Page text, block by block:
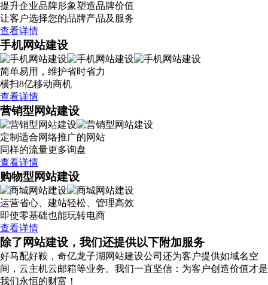
提升企业品牌形象塑造品牌价值
让客户选择您的品牌产品及服务
查看详情
手机网站建设
简单易用，维护省时省力
横扫8亿移动商机
查看详情
营销型网站建设
定制适合网络推广的网站
同样的流量更多询盘
查看详情
购物型网站建设
运营省心、建站轻松、管理高效
即使零基础也能玩转电商
查看详情
除了网站建设，我们还提供以下附加服务
好马配好鞍，奇亿龙子湖网站建设公司还为客户提供如域名空
间，云主机云邮箱等业务。我们一直坚信：为客户创造价值才是
我们永恒的财富！